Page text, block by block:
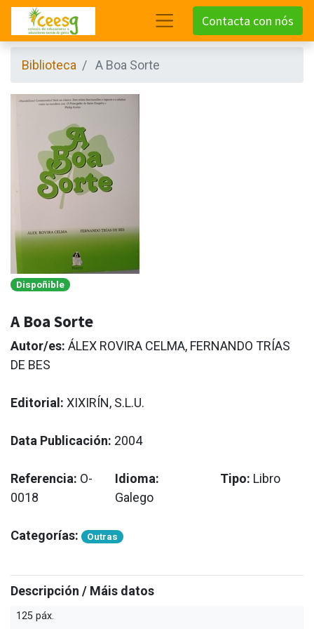
Contacta con nós
Biblioteca A Boa Sorte
Dispoñible
A Boa Sorte
Autor/es: ÁLEX ROVIRA CELMA, FERNANDO TRÍAS
DE BES
Editorial: XIXIRÍN, S.L.U.
Data Publicación: 2004
Referencia: O-
0018
Idioma:
Galego
Tipo: Libro
Categorías: Outras
Descripción / Máis datos
125 páx.